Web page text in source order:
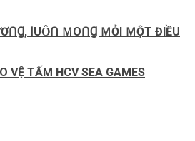
ꓲUȎՈ ＭΟՈꞬ ＭỎІ ＭỘT ĐІỀU
VỆ TẤM HCV SEA GAMES